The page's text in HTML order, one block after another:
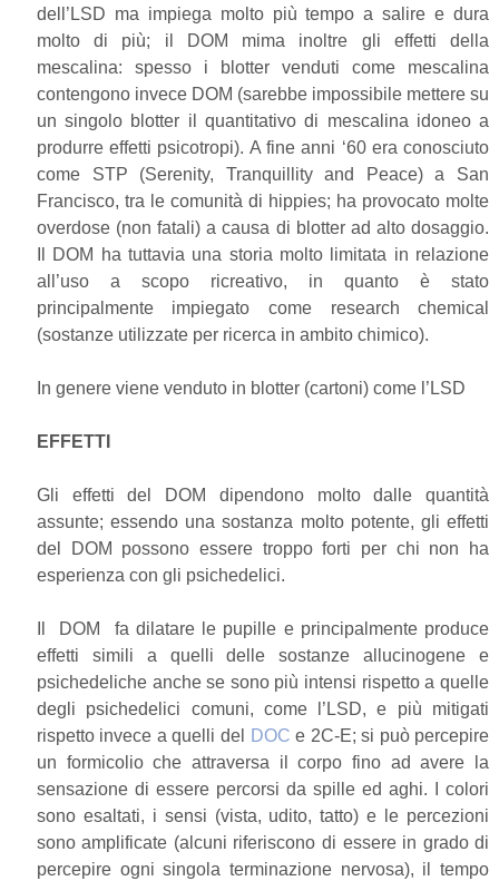
dell’LSD ma impiega molto più tempo a salire e dura
molto di più; il DOM mima inoltre gli effetti della
mescalina: spesso i blotter venduti come mescalina
contengono invece DOM (sarebbe impossibile mettere su
un singolo blotter il quantitativo di mescalina idoneo a
produrre effetti psicotropi). A fine anni ‘60 era conosciuto
come STP (Serenity, Tranquillity and Peace) a San
Francisco, tra le comunità di hippies; ha provocato molte
overdose (non fatali) a causa di blotter ad alto dosaggio.
Il DOM ha tuttavia una storia molto limitata in relazione
all’uso a scopo ricreativo, in quanto è stato
principalmente impiegato come research chemical
(sostanze utilizzate per ricerca in ambito chimico).
In genere viene venduto in blotter (cartoni) come l’LSD
EFFETTI
Gli effetti del DOM dipendono molto dalle quantità
assunte; essendo una sostanza molto potente, gli effetti
del DOM possono essere troppo forti per chi non ha
esperienza con gli psichedelici.
Il DOM fa dilatare le pupille e principalmente produce
effetti simili a quelli delle sostanze allucinogene e
psichedeliche anche se sono più intensi rispetto a quelle
degli psichedelici comuni, come l’LSD, e più mitigati
rispetto invece a quelli del
DOC e 2C-E; si può percepire
un formicolio che attraversa il corpo fino ad avere la
sensazione di essere percorsi da spille ed aghi. I colori
sono esaltati, i sensi (vista, udito, tatto) e le percezioni
sono amplificate (alcuni riferiscono di essere in grado di
percepire ogni singola terminazione nervosa), il tempo